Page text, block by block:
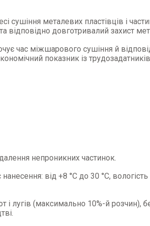
сушіння металевих пластівців і
відповідно довготривалий захист
час міжшарового сушіння й
показник із
непроникних частинок.
від +8 °C до 30 °C, вологість
і лугів (максимально 10%-й розчин),